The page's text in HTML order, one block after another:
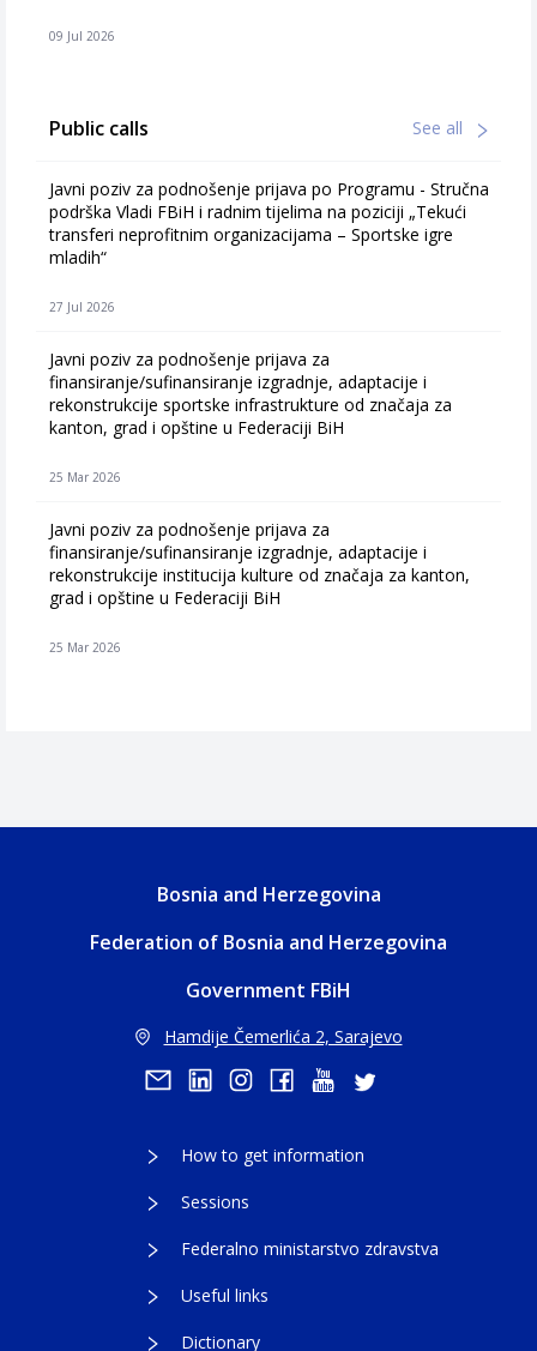
09 Jul 2026
Public calls See all
Javni poziv za podnošenje prijava po Programu - Stručna
podrška Vladi FBiH i radnim tijelima na poziciji „Tekući
transferi neprofitnim organizacijama – Sportske igre
mladih“
27 Jul 2026
Javni poziv za podnošenje prijava za
finansiranje/sufinansiranje izgradnje, adaptacije i
rekonstrukcije sportske infrastrukture od značaja za
kanton, grad i opštine u Federaciji BiH
25 Mar 2026
Javni poziv za podnošenje prijava za
finansiranje/sufinansiranje izgradnje, adaptacije i
rekonstrukcije institucija kulture od značaja za kanton,
grad i opštine u Federaciji BiH
25 Mar 2026
Bosnia and Herzegovina
Federation of Bosnia and Herzegovina
Government FBiH
Hamdije Čemerlića 2, Sarajevo
How to get information
Sessions
Federalno ministarstvo zdravstva
Useful links
Dictionary